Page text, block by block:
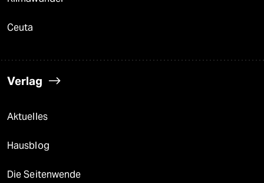
Ceuta
Verlag
Aktuelles
Hausblog
Die Seitenwende